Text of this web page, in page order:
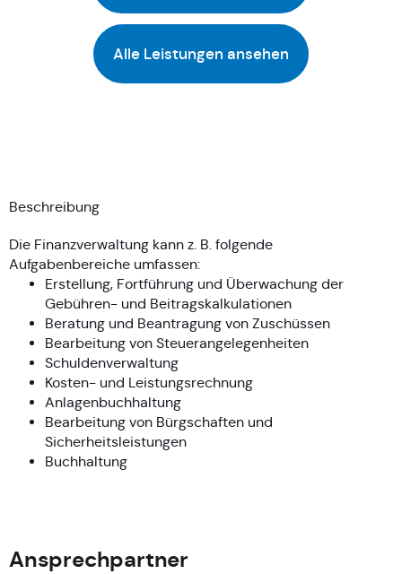
Alle Leistungen ansehen
Beschreibung
Die Finanzverwaltung kann z. B. folgende
Aufgabenbereiche umfassen:
Erstellung, Fortführung und Überwachung der
Gebühren- und Beitragskalkulationen
Beratung und Beantragung von Zuschüssen
Bearbeitung von Steuerangelegenheiten
Schuldenverwaltung
Kosten- und Leistungsrechnung
Anlagenbuchhaltung
Bearbeitung von Bürgschaften und
Sicherheitsleistungen
Buchhaltung
Ansprechpartner